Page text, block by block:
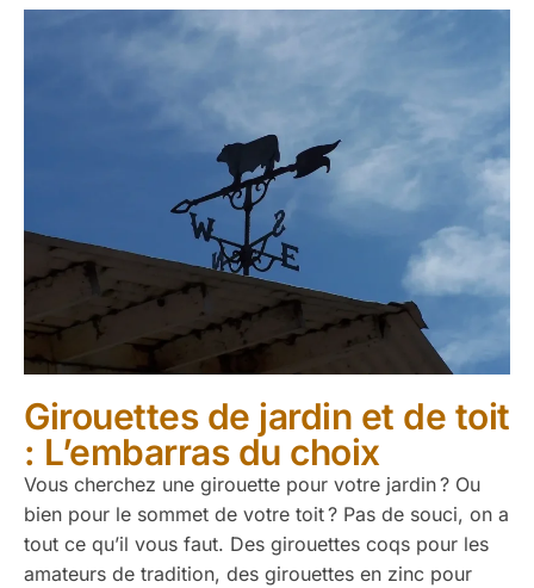
Girouettes de jardin et de toit
: L’embarras du choix
Vous cherchez une girouette pour votre jardin ? Ou
bien pour le sommet de votre toit ? Pas de souci, on a
tout ce qu’il vous faut. Des girouettes coqs pour les
amateurs de tradition, des girouettes en zinc pour